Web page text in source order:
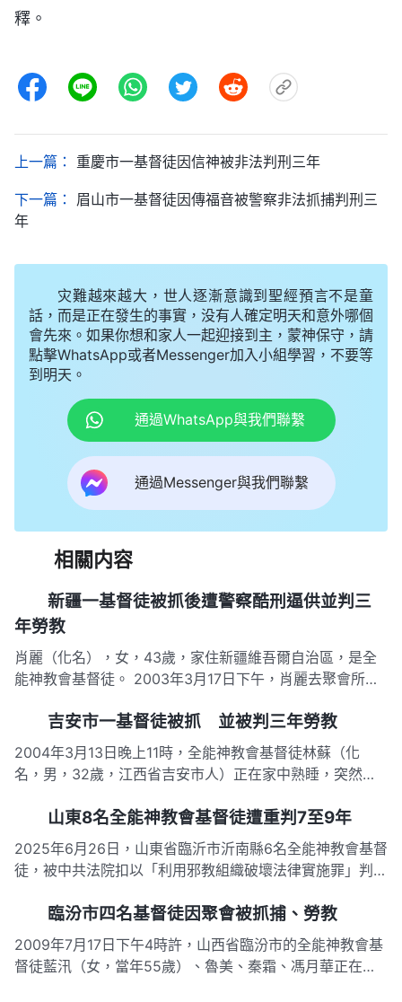
釋。
上一篇： 重慶市一基督徒因信神被非法判刑三年
下一篇： 眉山市一基督徒因傳福音被警察非法抓捕判刑三
年
灾難越來越大，世人逐漸意識到聖經預言不是童
話，而是正在發生的事實，没有人確定明天和意外哪個
會先來。如果你想和家人一起迎接到主，蒙神保守，請
點擊WhatsApp或者Messenger加入小組學習，不要等
到明天。
通過WhatsApp與我們聯繫
通過Messenger與我們聯繫
相關内容
新疆一基督徒被抓後遭警察酷刑逼供並判三
年勞教
肖麗（化名），女，43歲，家住新疆維吾爾自治區，是全
能神教會基督徒。 2003年3月17日下午，肖麗去聚會所聚
撲向肖麗，將其按倒在地，後強行塞進一輛小轎車，押到公
安局。 到了該局，警察二話不說，便把肖麗的右手向上拉
到背後朝下，左…
吉安市一基督徒被抓 並被判三年勞教
2004年3月13日晚上11時，全能神教會基督徒林蘇（化
名，男，32歲，江西省吉安市人）正在家中熟睡，突然被
闖入後便在林蘇家中到處翻箱倒櫃搜查。半小時後，搜查無
獲，警察將林蘇押往刑警大隊。 在審訊室，刑警隊長厲聲
呵斥林蘇：「信什…
山東8名全能神教會基督徒遭重判7至9年
2025年6月26日，山東省臨沂市沂南縣6名全能神教會基督
徒，被中共法院扣以「利用邪教組織破壞法律實施罪」判刑
女，35歲，被重判有期徒刑9年，被處以罰金4萬元人民
幣； 伊麗，女，59歲，被重判有期徒刑7年6個月，被處以
罰金3萬…
臨汾市四名基督徒因聚會被抓捕、勞教
2009年7月17日下午4時許，山西省臨汾市的全能神教會基
督徒藍汛（女，當年55歲）、魯美、秦霜、馮月華正在一